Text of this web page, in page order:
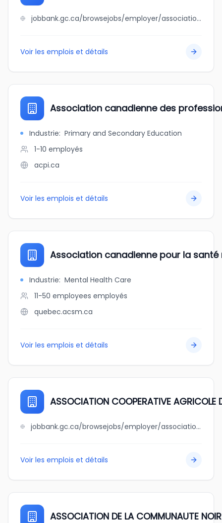
jobbank.gc.ca/browsejobs/employer/association+benevole+amitie+++inc./ca
Voir les emplois et détails
Association canadienne des
Industrie: Primary and Secondary Education
1-10 employés
acpi.ca
Voir les emplois et détails
Association canadienne pour la
Industrie: Mental Health Care
11-50 employees employés
quebec.acsm.ca
Voir les emplois et détails
ASSOCIATION COOPERATIVE AGRICOLE
jobbank.gc.ca/browsejobs/employer/association+cooperative+agricole+de+la+patrie/ca
Voir les emplois et détails
ASSOCIATION DE LA COMMUNAUTE